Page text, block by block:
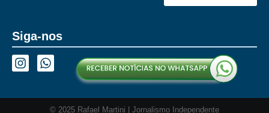
Siga-nos
© 2025 Rafael Martini | Jornalismo Independente